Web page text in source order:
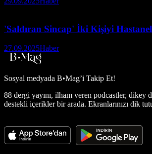
'Saldıran Sincap' İki Kişiyi
27.09.2025Haber
Sosyal medyada B•Mag’i Takip Et!
88 dergi yayını, ilham veren podcastler, dikey
destekli içerikler bir arada. Ekranlarınızı dik